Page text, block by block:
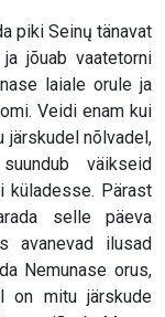
piki Seinų tänavat
jõuab vaatetorni
laiale orule ja
Veidi enam kui
järskudel nõlvadel,
väikseid
küladesse. Pärast
selle päeva
avanevad ilusad
Nemunase orus,
on mitu järskude